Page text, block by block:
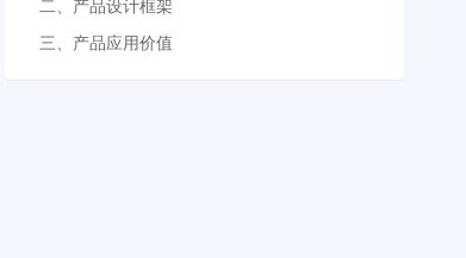
二、产品设计框架
三、产品应用价值